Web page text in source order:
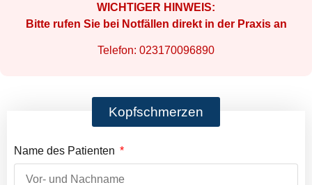
WICHTIGER HINWEIS:
Bitte rufen Sie bei Notfällen direkt in der Praxis an
Telefon: 023170096890
Kopfschmerzen
Name des Patienten